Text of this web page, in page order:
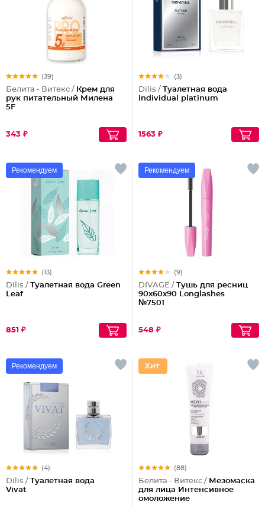
(39)
Белита - Витекс / Крем для
рук питательный Милена
5F
343 ₽
(3)
Dilis / Туалетная вода
Individual platinum
1563 ₽
Рекомендуем
(13)
Dilis / Туалетная вода Green
Leaf
851 ₽
Рекомендуем
(9)
DIVAGE / Тушь для ресниц
90x60x90 Longlashes
№7501
548 ₽
Рекомендуем
(4)
Dilis / Туалетная вода
Vivat
(88)
Белита - Витекс / Мезомаска
для лица Интенсивное
омоложение